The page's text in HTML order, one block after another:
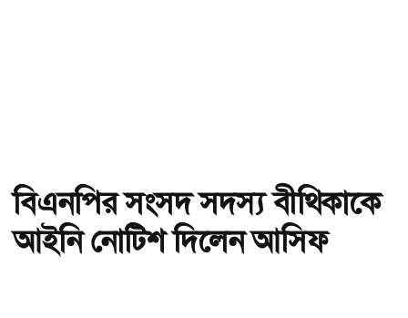
বিএনপির সংসদ সদস্য বীথিকাকে
আইনি নোটিশ দিলেন আসিফ